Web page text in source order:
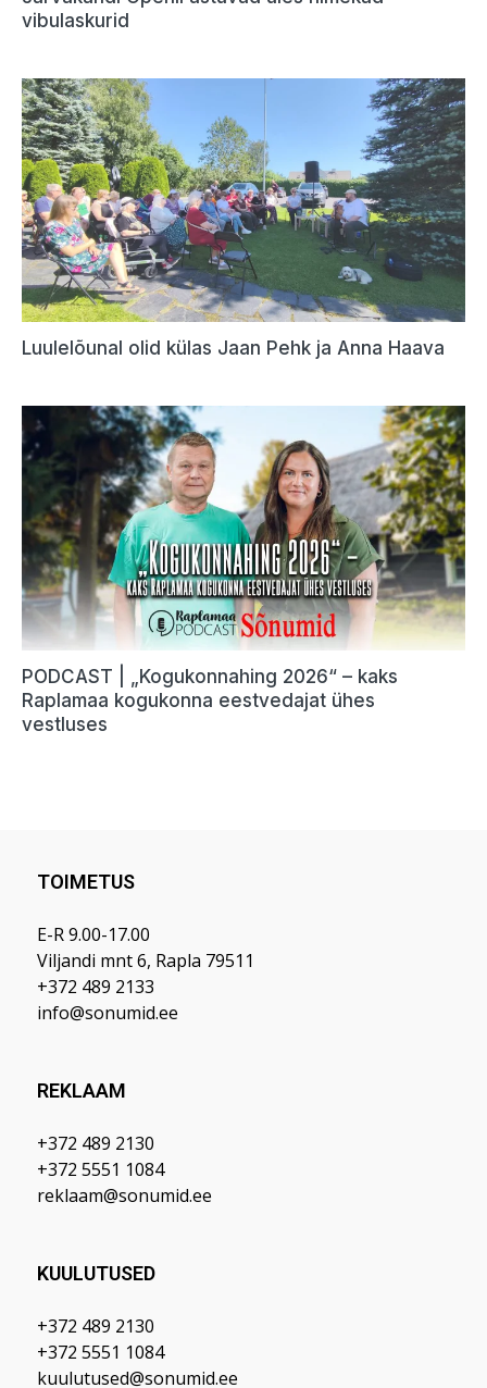
TOIMETUS
E-R 9.00-17.00
Viljandi mnt 6, Rapla 79511
+372 489 2133
info@sonumid.ee
REKLAAM
+372 489 2130
+372 5551 1084
reklaam@sonumid.ee
KUULUTUSED
+372 489 2130
+372 5551 1084
kuulutused@sonumid.ee